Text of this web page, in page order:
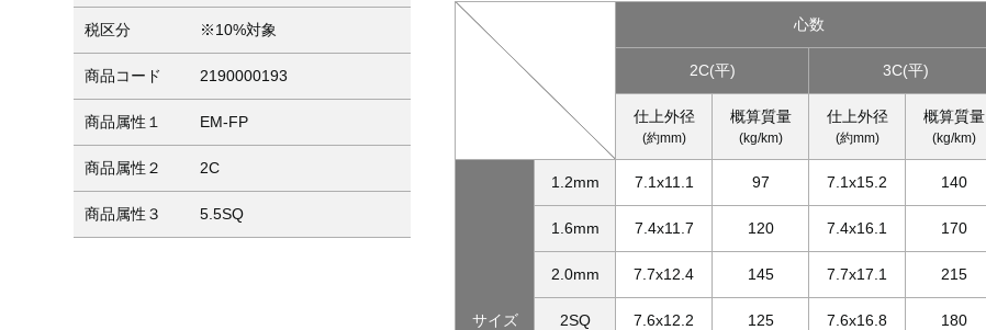
税区分 ※10%対象
商品コード 2190000193
商品属性１ EM-FP
商品属性２ 2C
商品属性３ 5.5SQ
心数
2C(平) 3C(平)
仕上外径
(約mm)
概算質量
(kg/km)
仕上外径
(約mm)
概算質量
(kg/km)
サイズ
1.2mm 7.1x11.1 97 7.1x15.2 140
1.6mm 7.4x11.7 120 7.4x16.1 170
2.0mm 7.7x12.4 145 7.7x17.1 215
2SQ 7.6x12.2 125 7.6x16.8 180